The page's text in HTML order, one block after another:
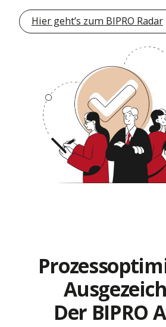
Hier geht’s zum BIPRO Radar
Der BIPRO